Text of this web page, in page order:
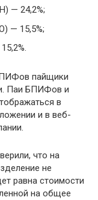
— 24,2%;
— 15,5%;
пайщики
Паи БПИФов и
в
и в веб-
что на
не
равна стоимости
на общее